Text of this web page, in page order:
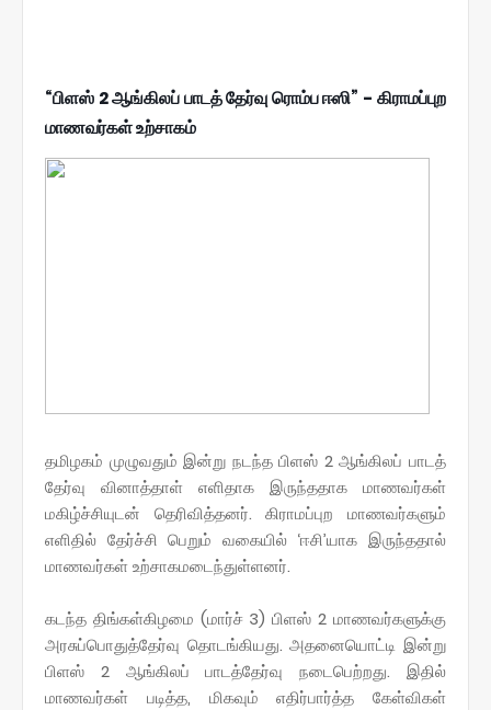
“பிளஸ் 2 ஆங்கிலப் பாடத் தேர்வு ரொம்ப ஈஸி” - கிராமப்புற
மாணவர்கள் உற்சாகம்
தமிழகம் முழுவதும் இன்று நடந்த பிளஸ் 2 ஆங்கிலப் பாடத்
தேர்வு வினாத்தாள் எளிதாக இருந்ததாக மாணவர்கள்
மகிழ்ச்சியுடன் தெரிவித்தனர். கிராமப்புற மாணவர்களும்
எளிதில் தேர்ச்சி பெறும் வகையில் ‘ஈசி’யாக இருந்ததால்
மாணவர்கள் உற்சாகமடைந்துள்ளனர்.
கடந்த திங்கள்கிழமை (மார்ச் 3) பிளஸ் 2 மாணவர்களுக்கு
அரசுப்பொதுத்தேர்வு தொடங்கியது. அதனையொட்டி இன்று
பிளஸ் 2 ஆங்கிலப் பாடத்தேர்வு நடைபெற்றது. இதில்
மாணவர்கள் படித்த, மிகவும் எதிர்பார்த்த கேள்விகள்